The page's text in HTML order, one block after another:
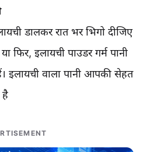
डालकर रात भर भिगो दीजिए
फिर, इलायची पाउडर गर्म पानी
वाला पानी आपकी सेहत
है